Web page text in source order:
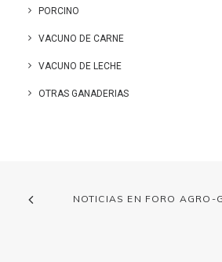
PORCINO
VACUNO DE CARNE
VACUNO DE LECHE
OTRAS GANADERIAS
NOTICIAS EN FORO AGRO-